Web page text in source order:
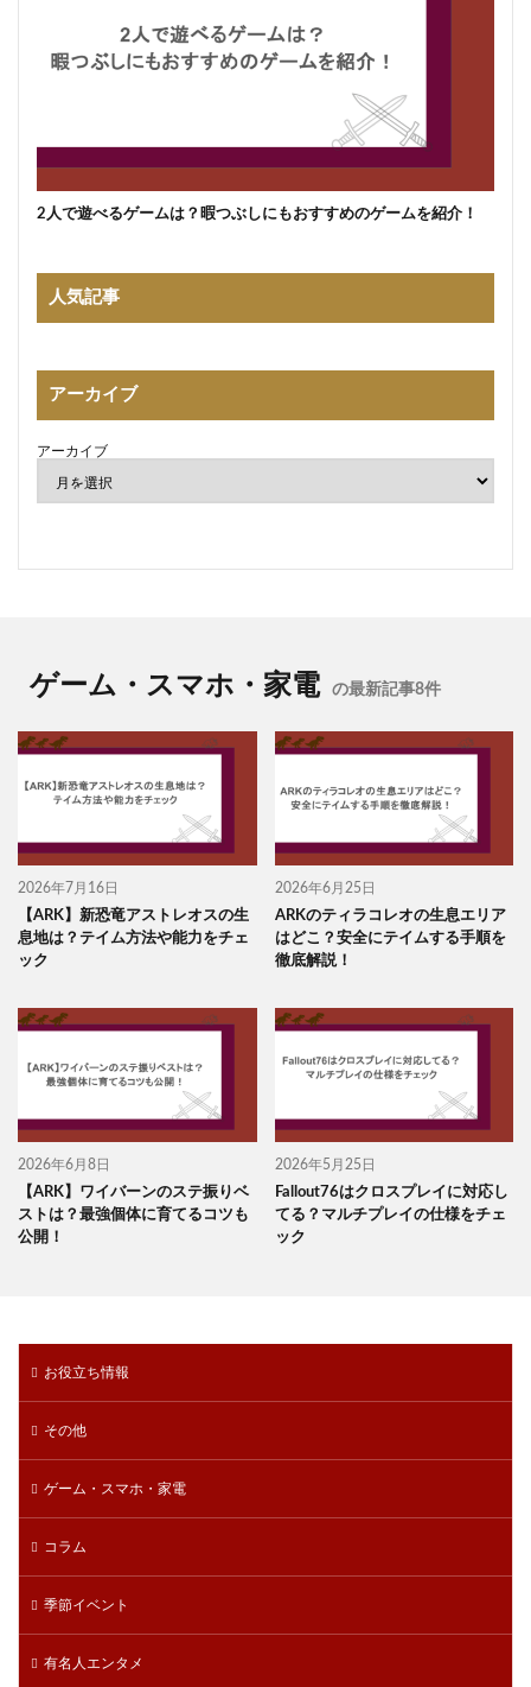
2人で遊べるゲームは？暇つぶしにもおすすめのゲームを紹介！
人気記事
アーカイブ
アーカイブ
ゲーム・スマホ・家電 の最新記事8件
2026年7月16日
【ARK】新恐竜アストレオスの生
息地は？テイム方法や能力をチェ
ック
2026年6月25日
ARKのティラコレオの生息エリア
はどこ？安全にテイムする手順を
徹底解説！
2026年6月8日
【ARK】ワイバーンのステ振りベ
ストは？最強個体に育てるコツも
公開！
2026年5月25日
Fallout76はクロスプレイに対応し
てる？マルチプレイの仕様をチェ
ック
お役立ち情報
その他
ゲーム・スマホ・家電
コラム
季節イベント
有名人エンタメ